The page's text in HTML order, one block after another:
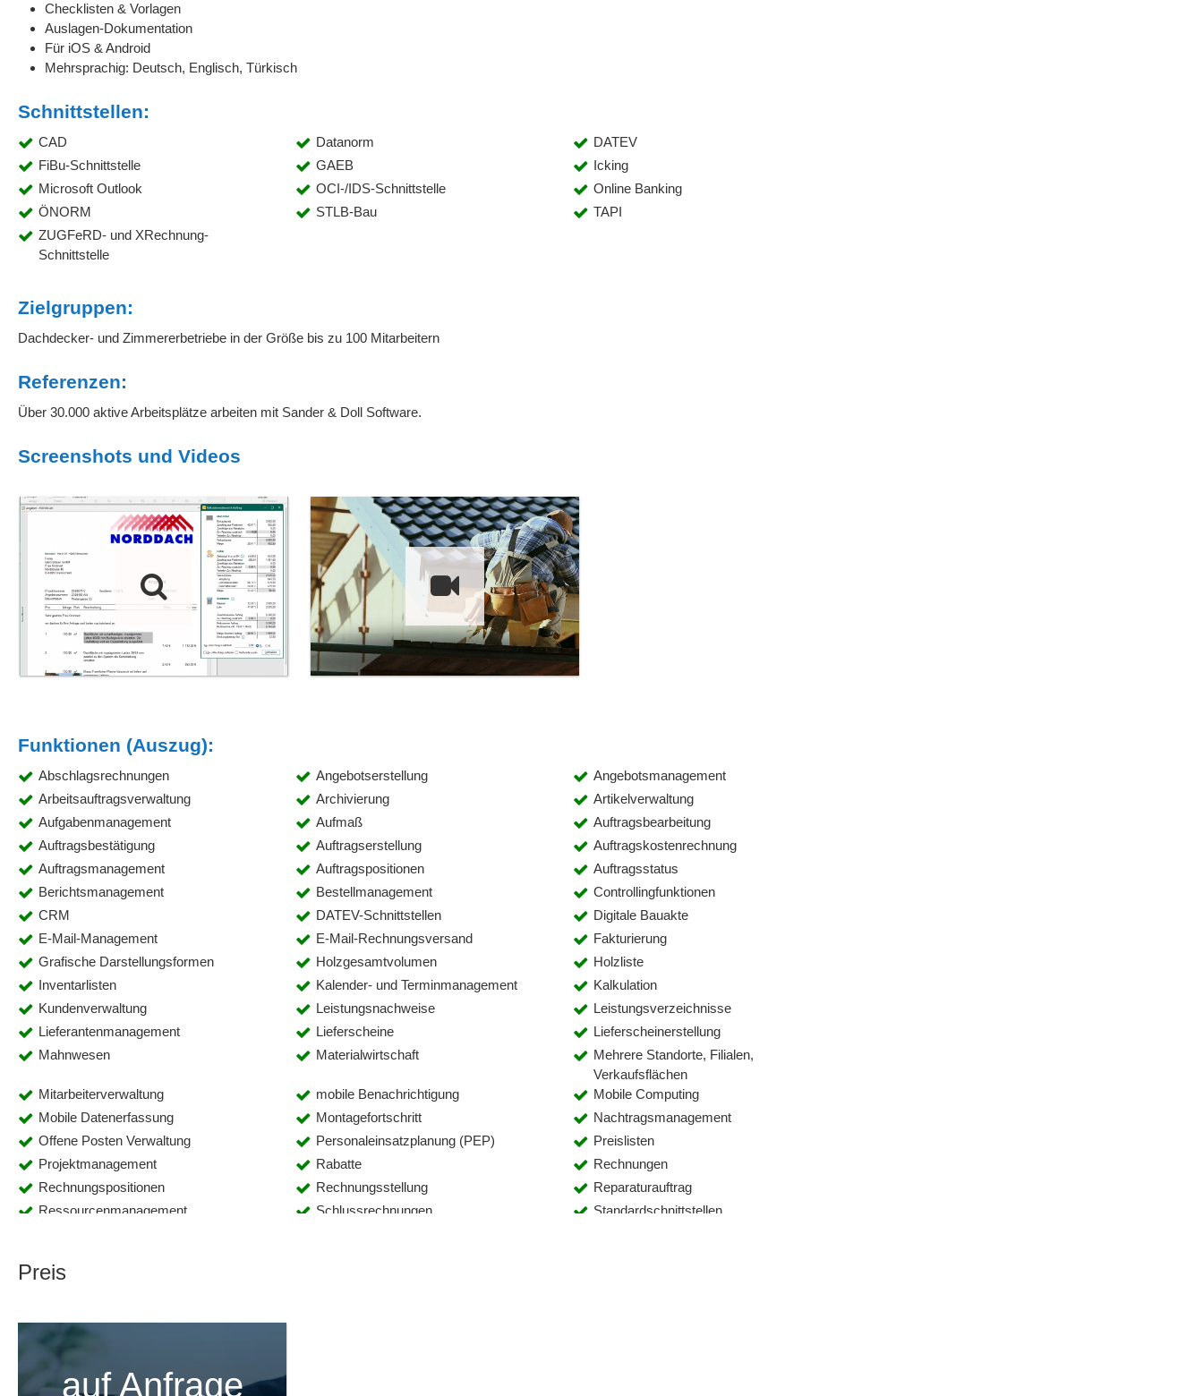
Checklisten & Vorlagen
Auslagen-Dokumentation
Für iOS & Android
Mehrsprachig: Deutsch, Englisch, Türkisch
Schnittstellen:
CAD Datanorm
DATEV
FiBu-Schnittstelle
GAEB
Icking
Microsoft Outlook
OCI-/IDS-Schnittstelle
Online Banking
ÖNORM
STLB-Bau
TAPI
ZUGFeRD- und XRechnung-
Schnittstelle
Zielgruppen:
Dachdecker- und Zimmererbetriebe in der Größe bis zu 100 Mitarbeitern
Referenzen:
Über 30.000 aktive Arbeitsplätze arbeiten mit Sander & Doll Software.
Screenshots und Videos
Funktionen (Auszug):
Abschlagsrechnungen Angebotserstellung
Angebotsmanagement
Arbeitsauftragsverwaltung
Archivierung
Artikelverwaltung
Aufgabenmanagement
Aufmaß
Auftragsbearbeitung
Auftragsbestätigung
Auftragserstellung
Auftragskostenrechnung
Auftragsmanagement
Auftragspositionen
Auftragsstatus
Berichtsmanagement
Bestellmanagement
Controllingfunktionen
CRM
DATEV-Schnittstellen
Digitale Bauakte
E-Mail-Management
E-Mail-Rechnungsversand
Fakturierung
Grafische Darstellungsformen
Holzgesamtvolumen
Holzliste
Inventarlisten
Kalender- und Terminmanagement
Kalkulation
Kundenverwaltung
Leistungsnachweise
Leistungsverzeichnisse
Lieferantenmanagement
Lieferscheine
Lieferscheinerstellung
Mahnwesen
Materialwirtschaft
Mehrere Standorte, Filialen,
Verkaufsflächen
Mitarbeiterverwaltung
mobile Benachrichtigung
Mobile Computing
Mobile Datenerfassung
Montagefortschritt
Nachtragsmanagement
Offene Posten Verwaltung
Personaleinsatzplanung (PEP)
Preislisten
Projektmanagement
Rabatte
Rechnungen
Rechnungspositionen
Rechnungsstellung
Reparaturauftrag
Ressourcenmanagement
Schlussrechnungen
Standardschnittstellen
Vorlagenmanagement
Preis
auf Anfrage